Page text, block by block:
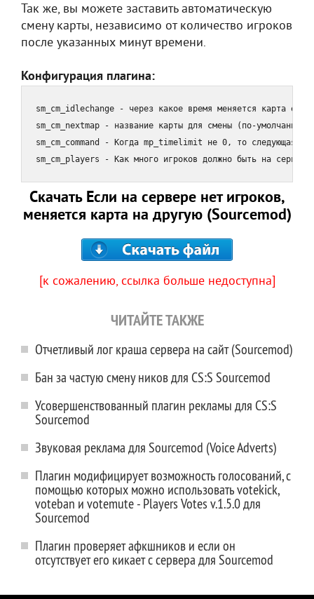
Так же, вы можете заставить автоматическую
смену карты, независимо от количество игроков
после указанных минут времени.
Конфигурация плагина:
sm_cm_idlechange - через какое время меняется карта
sm_cm_nextmap - название карты для смены (по-умолчанию
sm_cm_command - Когда mp_timelimit не 0, то следующая
sm_cm_players - Как много игроков должно быть на
Скачать Если на сервере нет игроков,
меняется карта на другую (Sourcemod)
[к сожалению, ссылка больше недоступна]
ЧИТАЙТЕ ТАКЖЕ
Отчетливый лог краша сервера на сайт (Sourcemod)
Бан за частую смену ников для CS:S Sourcemod
Усовершенствованный плагин рекламы для CS:S
Sourcemod
Звуковая реклама для Sourcemod (Voice Adverts)
Плагин модифицирует возможность голосований, с
помощью которых можно использовать votekick,
voteban и votemute - Players Votes v.1.5.0 для
Sourcemod
Плагин проверяет афкшников и если он
отсутствует его кикает с сервера для Sourcemod